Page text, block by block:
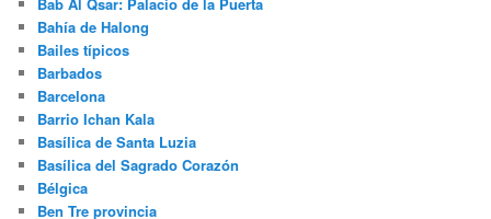
Bahía de Halong
Bailes típicos
Barbados
Barcelona
Barrio Ichan Kala
Basílica de Santa Luzia
Basílica del Sagrado Corazón
Bélgica
Ben Tre provincia